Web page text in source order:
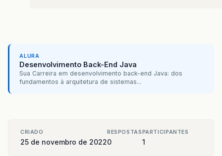
ALURA
Desenvolvimento Back-End Java
Sua Carreira em desenvolvimento back-end Java: dos
fundamentos à arquitetura de sistemas...
CRIADO
25 de novembro de 2022
RESPOSTAS
0
PARTICIPANTES
1